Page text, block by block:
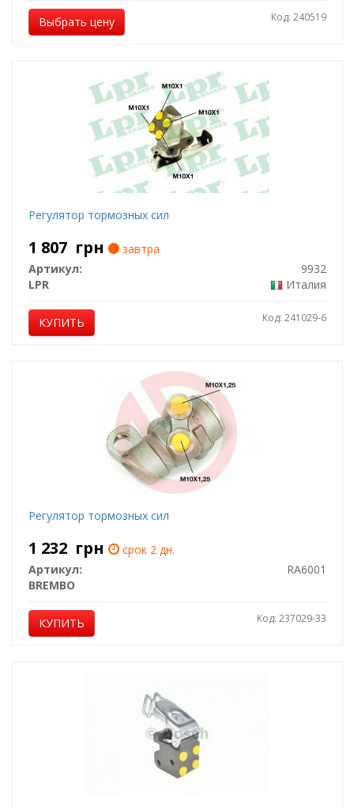
Выбрать цену Код: 240519
Регулятор тормозных сил
1 807 грн
завтра
Артикул:
9932
LPR
Италия
КУПИТЬ Код: 241029-6
Регулятор тормозных сил
1 232 грн
срок 2 дн.
Артикул:
RA6001
BREMBO
КУПИТЬ Код: 237029-33